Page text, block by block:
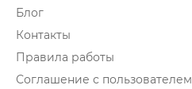
Блог
Контакты
Правила работы
Соглашение с пользователем